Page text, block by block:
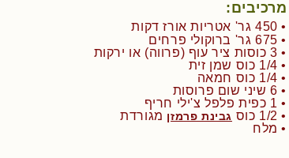
מרכיבים:
• 450 גר' אטריות אורז דקות
• 675 גר' ברוקולי פרחים
• 3 כוסות ציר עוף (פרווה) או ירקות
• 1/4 כוס שמן זית
• 1/4 כוס חמאה
• 6 שיני שום פרוסות
• 1 כפית פלפל צ'ילי חריף
• 1/2 כוס
גבינת פרמזן מגורדת
• מלח